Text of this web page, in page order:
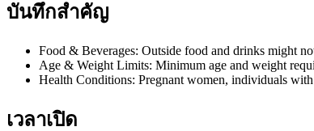
บันทึกสำคัญ
Food & Beverages: Outside food and drinks might
Age & Weight Limits: Minimum age and weight
Health Conditions: Pregnant women, individuals
เวลาเปิด